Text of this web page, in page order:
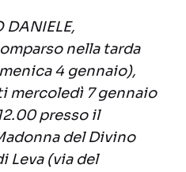
DANIELE,
nella tarda
4 gennaio),
mercoledì 7 gennaio
presso il
del Divino
Leva (via del